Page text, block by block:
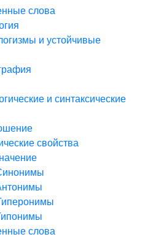
слова
и устойчивые
и синтаксические
свойства
слова